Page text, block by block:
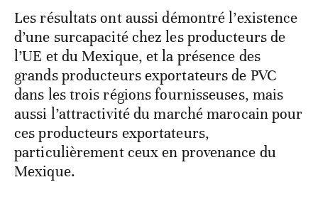
Les résultats ont aussi démontré l’existence
d’une surcapacité chez les producteurs de
l’UE et du Mexique, et la présence des
grands producteurs exportateurs de PVC
dans les trois régions fournisseuses, mais
aussi l’attractivité du marché marocain pour
ces producteurs exportateurs,
particulièrement ceux en provenance du
Mexique.